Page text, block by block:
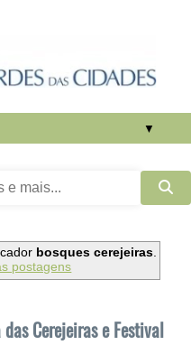
▼
bosques cerejeiras.
postagens
Cerejeiras e Festival